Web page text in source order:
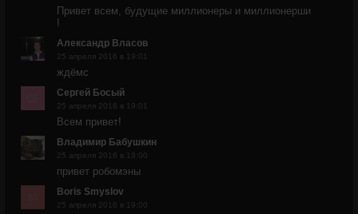
Привет всем, будущие миллионеры и миллионерши
!
Александр Власов
25 апреля 2016 в 19:01
ждёмс
Сергей Босый
25 апреля 2016 в 19:01
Всем привет!
Владимир Бабушкин
25 апреля 2016 в 19:00
привет робомэны
Boris Smyslov
25 апреля 2016 в 19:00